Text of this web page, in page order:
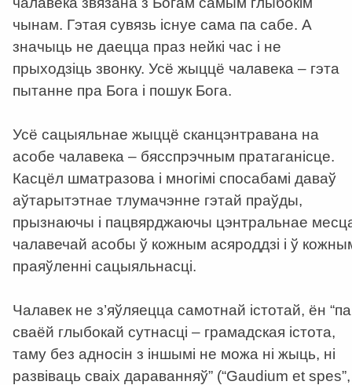
чынам. Гэтая сувязь існуе сама па сабе. А
значыць не даецца праз нейкі час і не
прыходзіць звонку. Усё жыццё чалавека – гэта
пытанне пра Бога і пошук Бога.
Усё сацыяльнае жыццё сканцэнтравана на
асобе чалавека – бясспрэчным пратаганісце.
Касцёл шматразова і многімі спосабамі даваў
аўтарытэтнае тлумачэнне гэтай праўды,
прызнаючы і пацвярджаючы цэнтральнае
чалавечай асобы ў кожным асяроддзі і ў
праяўленні сацыяльнасці.
Чалавек не з’яўляецца самотнай істотай, ён “па
сваёй глыбокай сутнасці – грамадская істота,
таму без адносін з іншымі не можа ні жыць, ні
развіваць сваіх дараванняў” (“Gaudium et spes”,